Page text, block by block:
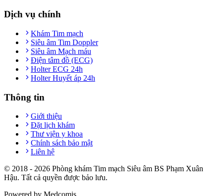
Dịch vụ chính
Khám Tim mạch
Siêu âm Tim Doppler
Siêu âm Mạch máu
Điện tâm đồ (ECG)
Holter ECG 24h
Holter Huyết áp 24h
Thông tin
Giới thiệu
Đặt lịch khám
Thư viện y khoa
Chính sách bảo mật
Liên hệ
© 2018 - 2026 Phòng khám Tim mạch Siêu âm BS Phạm Xuân
Hậu. Tất cả quyền được bảo lưu.